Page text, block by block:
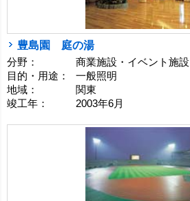
豊島園 庭の湯
分野：
商業施設・イベント施設
目的・用途：
一般照明
地域：
関東
竣工年：
2003年6月